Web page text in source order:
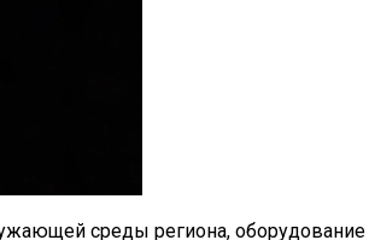
среды региона, оборудование